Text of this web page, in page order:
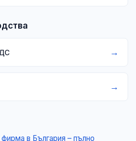
→
→
в България – пълно